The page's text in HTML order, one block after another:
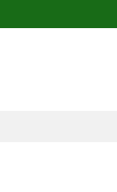
au